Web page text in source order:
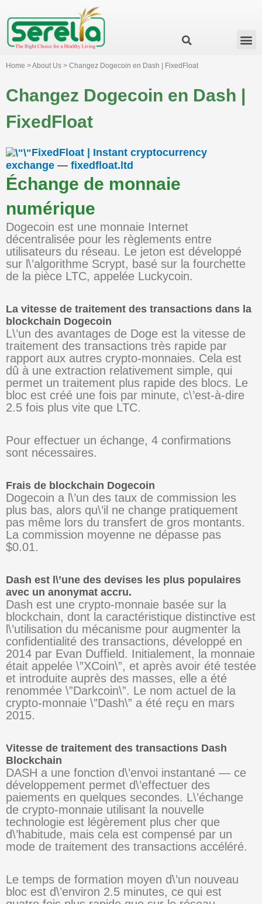
Home > About Us > Changez Dogecoin en Dash | FixedFloat
Changez Dogecoin en Dash |
FixedFloat
FixedFloat | Instant cryptocurrency
exchange — fixedfloat.ltd
Échange de monnaie
numérique
Dogecoin est une monnaie Internet
décentralisée pour les règlements entre
utilisateurs du réseau. Le jeton est développé
sur l\’algorithme Scrypt, basé sur la fourchette
de la pièce LTC, appelée Luckycoin.
La vitesse de traitement des transactions dans la
blockchain Dogecoin
L\’un des avantages de Doge est la vitesse de
traitement des transactions très rapide par
rapport aux autres crypto-monnaies. Cela est
dû à une extraction relativement simple, qui
permet un traitement plus rapide des blocs. Le
bloc est créé une fois par minute, c\’est-à-dire
2.5 fois plus vite que LTC.
Pour effectuer un échange, 4 confirmations
sont nécessaires.
Frais de blockchain Dogecoin
Dogecoin a l\’un des taux de commission les
plus bas, alors qu\’il ne change pratiquement
pas même lors du transfert de gros montants.
La commission moyenne ne dépasse pas
$0.01.
Dash est l\’une des devises les plus populaires
avec un anonymat accru.
Dash est une crypto-monnaie basée sur la
blockchain, dont la caractéristique distinctive est
l\’utilisation du mécanisme pour augmenter la
confidentialité des transactions, développé en
2014 par Evan Duffield. Initialement, la monnaie
était appelée \”XCoin\”, et après avoir été testée
et introduite auprès des masses, elle a été
renommée \”Darkcoin\”. Le nom actuel de la
crypto-monnaie \”Dash\” a été reçu en mars
2015.
Vitesse de traitement des transactions Dash
Blockchain
DASH a une fonction d\’envoi instantané — ce
développement permet d\’effectuer des
paiements en quelques secondes. L\’échange
de crypto-monnaie utilisant la nouvelle
technologie est légèrement plus cher que
d\’habitude, mais cela est compensé par un
mode de traitement des transactions accéléré.
Le temps de formation moyen d\’un nouveau
bloc est d\’environ 2.5 minutes, ce qui est